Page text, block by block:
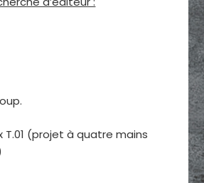
T.01 (projet à quatre mains